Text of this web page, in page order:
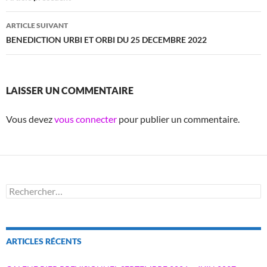
articles
ARTICLE SUIVANT
BENEDICTION URBI ET ORBI DU 25 DECEMBRE 2022
LAISSER UN COMMENTAIRE
Vous devezvous connecter pour publier un commentaire.
Rechercher :
ARTICLES RÉCENTS